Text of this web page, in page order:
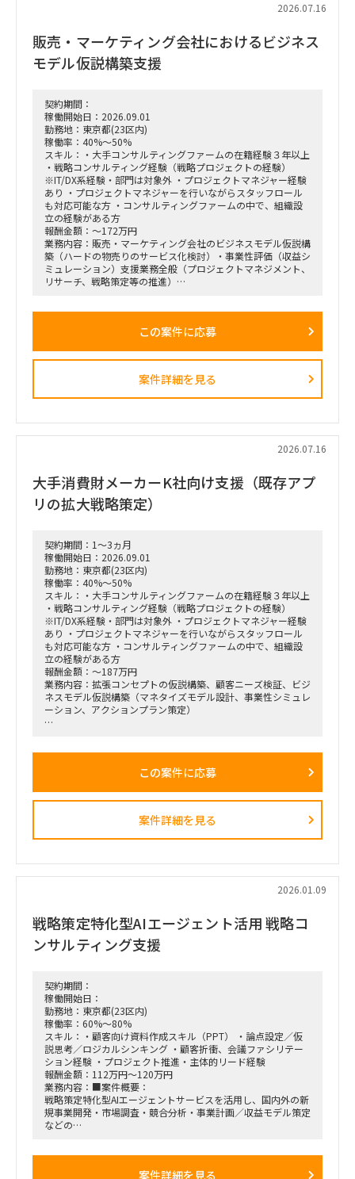
・週1回または隔週1回程度の定例ミーティングへの参加、お2026.07.16
販売・マーケティング会社におけるビジネス
モデル仮説構築支援
契約期間：
稼働開始日：2026.09.01
勤務地：東京都(23区内)
稼働率：40%～50%
スキル：・大手コンサルティングファームの在籍経験３年以上
・戦略コンサルティング経験（戦略プロジェクトの経験）
※IT/DX系経験・部門は対象外 ・プロジェクトマネジャー経験
あり ・プロジェクトマネジャーを行いながらスタッフロール
も対応可能な方 ・コンサルティングファームの中で、組織設
立の経験がある方
報酬金額：～172万円
業務内容：販売・マーケティング会社のビジネスモデル仮説構
築（ハードの物売りのサービス化検討）・事業性評価（収益シ
ミュレーション）支援業務全般（プロジェクトマネジメント、
リサーチ、戦略策定等の推進）
正解がない難易度の高いPJ」にプロジェクトをリードする立場
（例）
・市場環境分析、潜在市場規模（TAM、SAM）の推計、および
競合モデル調査を通じた成長戦略立案
ンス（BDD）の実行、および買収後のPMI支援
・財務モデリング（トップライン・コストの構成要素分解）を
・事業再生に向けた不採算事業の見直し、プロダクトポートフ
ォリオマネジメント、組織再編計画策定、および全社コスト削
減実行支援
この案件に応募
案件詳細を見る
2026.07.16
大手消費財メーカーK社向け支援（既存アプ
リの拡大戦略策定）
契約期間：1～3ヵ月
稼働開始日：2026.09.01
勤務地：東京都(23区内)
稼働率：40%～50%
スキル：・大手コンサルティングファームの在籍経験３年以上
・戦略コンサルティング経験（戦略プロジェクトの経験）
※IT/DX系経験・部門は対象外 ・プロジェクトマネジャー経験
あり ・プロジェクトマネジャーを行いながらスタッフロール
も対応可能な方 ・コンサルティングファームの中で、組織設
立の経験がある方
報酬金額：～187万円
業務内容：拡張コンセプトの仮説構築、顧客ニーズ検証、ビジ
ネスモデル仮説構築（マネタイズモデル設計、事業性シミュレ
ーション、アクションプラン策定）
・全社戦略・事業戦略および中期経営計画策定
競合モデル調査を通じた成長戦略立案
・M&A・アライアンス戦略の立案、ビジネスデューデリジェ
・財務モデリング（トップライン・コストの構成要素分解）を
用いた事業計画の蓋然性検証と買収効果定量化
・新規事業開発における事業コンセプト策定、プロトタイピン
ォリオマネジメント、組織再編計画策定、および全社コスト削
減実行支援
この案件に応募
案件詳細を見る
2026.01.09
戦略策定特化型AIエージェント活用 戦略コ
ンサルティング支援
契約期間：
稼働開始日：
勤務地：東京都(23区内)
稼働率：60%～80%
スキル：・顧客向け資料作成スキル（PPT） ・論点設定／仮
説思考／ロジカルシンキング ・顧客折衝、会議ファシリテー
ション経験 ・プロジェクト推進・主体的リード経験
報酬金額：112万円～120万円
業務内容：■案件概要：
戦略策定特化型AIエージェントサービスを活用し、国内外の新
規事業開発・市場調査・競合分析・事業計画／収益モデル策定
などの
案件詳細を見る